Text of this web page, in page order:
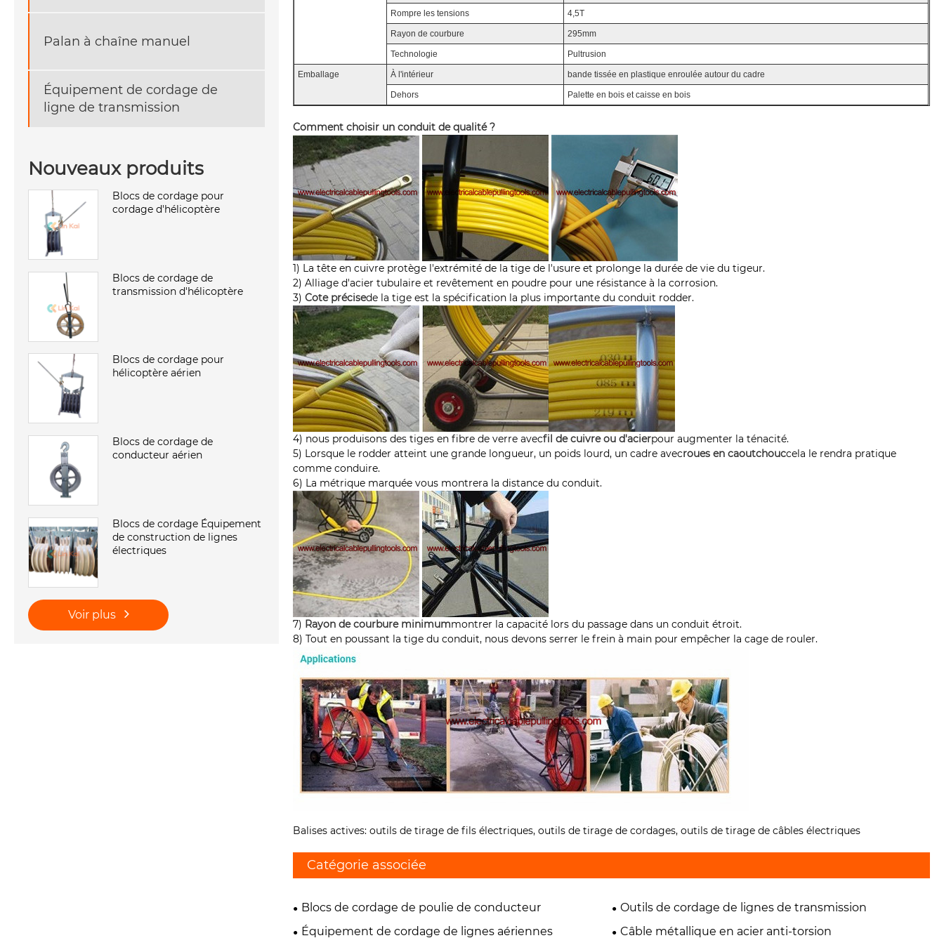
Palan à chaîne manuel
Équipement de cordage de
ligne de transmission
Nouveaux produits
Blocs de cordage pour
cordage d'hélicoptère
Blocs de cordage de
transmission d'hélicoptère
Blocs de cordage pour
hélicoptère aérien
Blocs de cordage de
conducteur aérien
Blocs de cordage Équipement
de construction de lignes
électriques
Voir plus
Rompre les tensions 4,5T
Rayon de courbure 295mm
Technologie Pultrusion
Emballage À l'intérieur bande tissée en plastique enroulée autour du cadre
Dehors Palette en bois et caisse en bois
Comment choisir un conduit de qualité ?
1) La tête en cuivre protège l'extrémité de la tige de l'usure et prolonge la durée de vie du tigeur.
2) Alliage d'acier tubulaire et revêtement en poudre pour une résistance à la corrosion.
3)Cote précisede la tige est la spécification la plus importante du conduit rodder.
4) nous produisons des tiges en fibre de verre avecfil de cuivre ou d'acierpour augmenter la ténacité.
5) Lorsque le rodder atteint une grande longueur, un poids lourd, un cadre avecroues en caoutchouccela le rendra pratique
comme conduire.
6) La métrique marquée vous montrera la distance du conduit.
7) Rayon de courbure minimummontrer la capacité lors du passage dans un conduit étroit.
8) Tout en poussant la tige du conduit, nous devons serrer le frein à main pour empêcher la cage de rouler.
Balises actives: outils de tirage de fils électriques, outils de tirage de cordages, outils de tirage de câbles électriques
Catégorie associée
Blocs de cordage de poulie de conducteur
Outils de cordage de lignes de transmission
Équipement de cordage de lignes aériennes
Câble métallique en acier anti-torsion